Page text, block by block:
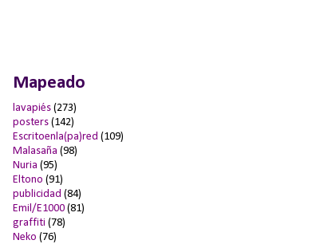
Mapeado
lavapiés (273)
posters (142)
Escritoenla(pa)red (109)
Malasaña (98)
Nuria (95)
Eltono (91)
publicidad (84)
Emil/E1000 (81)
graffiti (78)
Neko (76)